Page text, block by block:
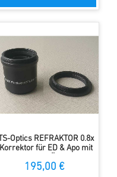
TS-Optics REFRAKTOR 0.8x
Korrektor für ED & Apo mit
195,00 €